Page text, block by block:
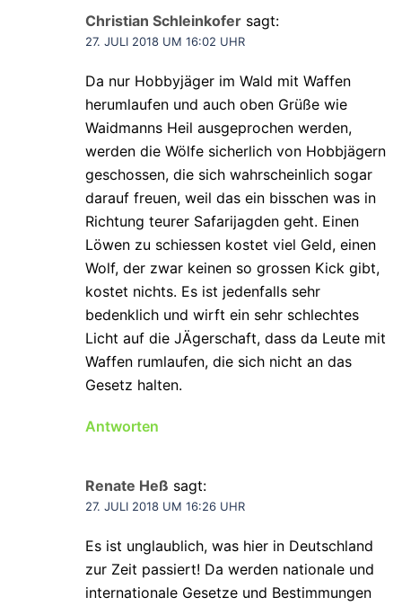
Christian Schleinkofer sagt:
27. JULI 2018 UM 16:02 UHR
Da nur Hobbyjäger im Wald mit Waffen
herumlaufen und auch oben Grüße wie
Waidmanns Heil ausgeprochen werden,
werden die Wölfe sicherlich von Hobbjägern
geschossen, die sich wahrscheinlich sogar
darauf freuen, weil das ein bisschen was in
Richtung teurer Safarijagden geht. Einen
Löwen zu schiessen kostet viel Geld, einen
Wolf, der zwar keinen so grossen Kick gibt,
kostet nichts. Es ist jedenfalls sehr
bedenklich und wirft ein sehr schlechtes
Licht auf die JÄgerschaft, dass da Leute mit
Waffen rumlaufen, die sich nicht an das
Gesetz halten.
Antworten
Renate Heß sagt:
27. JULI 2018 UM 16:26 UHR
Es ist unglaublich, was hier in Deutschland
zur Zeit passiert! Da werden nationale und
internationale Gesetze und Bestimmungen